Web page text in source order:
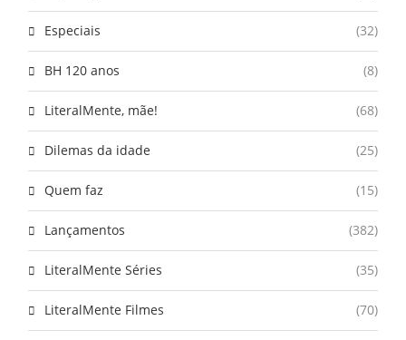
Especiais (32)
BH 120 anos (8)
LiteralMente, mãe! (68)
Dilemas da idade (25)
Quem faz (15)
Lançamentos (382)
LiteralMente Séries (35)
LiteralMente Filmes (70)